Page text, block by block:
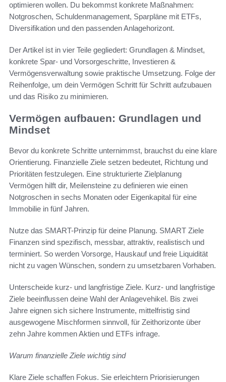
optimieren wollen. Du bekommst konkrete Maßnahmen:
Notgroschen, Schuldenmanagement, Sparpläne mit ETFs,
Diversifikation und den passenden Anlagehorizont.
Der Artikel ist in vier Teile gegliedert: Grundlagen & Mindset,
konkrete Spar- und Vorsorgeschritte, Investieren &
Vermögensverwaltung sowie praktische Umsetzung. Folge der
Reihenfolge, um dein Vermögen Schritt für Schritt aufzubauen
und das Risiko zu minimieren.
Vermögen aufbauen: Grundlagen und
Mindset
Bevor du konkrete Schritte unternimmst, brauchst du eine klare
Orientierung. Finanzielle Ziele setzen bedeutet, Richtung und
Prioritäten festzulegen. Eine strukturierte Zielplanung
Vermögen hilft dir, Meilensteine zu definieren wie einen
Notgroschen in sechs Monaten oder Eigenkapital für eine
Immobilie in fünf Jahren.
Nutze das SMART-Prinzip für deine Planung. SMART Ziele
Finanzen sind spezifisch, messbar, attraktiv, realistisch und
terminiert. So werden Vorsorge, Hauskauf und freie Liquidität
nicht zu vagen Wünschen, sondern zu umsetzbaren Vorhaben.
Unterscheide kurz- und langfristige Ziele. Kurz- und langfristige
Ziele beeinflussen deine Wahl der Anlagevehikel. Bis zwei
Jahre eignen sich sichere Instrumente, mittelfristig sind
ausgewogene Mischformen sinnvoll, für Zeithorizonte über
zehn Jahre kommen Aktien und ETFs infrage.
Warum finanzielle Ziele wichtig sind
Klare Ziele schaffen Fokus. Sie erleichtern Priorisierungen